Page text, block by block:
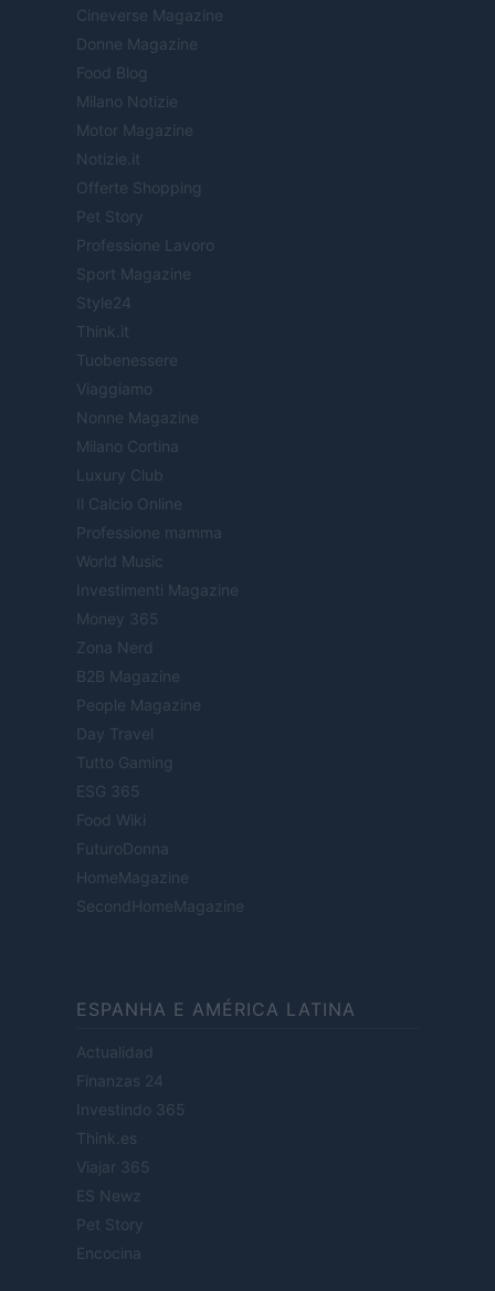
Cineverse Magazine
Donne Magazine
Food Blog
Milano Notizie
Motor Magazine
Notizie.it
Offerte Shopping
Pet Story
Professione Lavoro
Sport Magazine
Style24
Think.it
Tuobenessere
Viaggiamo
Nonne Magazine
Milano Cortina
Luxury Club
Il Calcio Online
Professione mamma
World Music
Investimenti Magazine
Money 365
Zona Nerd
B2B Magazine
People Magazine
Day Travel
Tutto Gaming
ESG 365
Food Wiki
FuturoDonna
HomeMagazine
SecondHomeMagazine
ESPANHA E AMÉRICA LATINA
Actualidad
Finanzas 24
Investindo 365
Think.es
Viajar 365
ES Newz
Pet Story
Encocina